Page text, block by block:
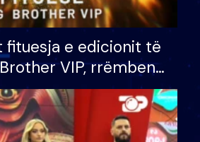
fituesja e edicionit të
VIP, rrëmben
prej 100 mijë eurosh